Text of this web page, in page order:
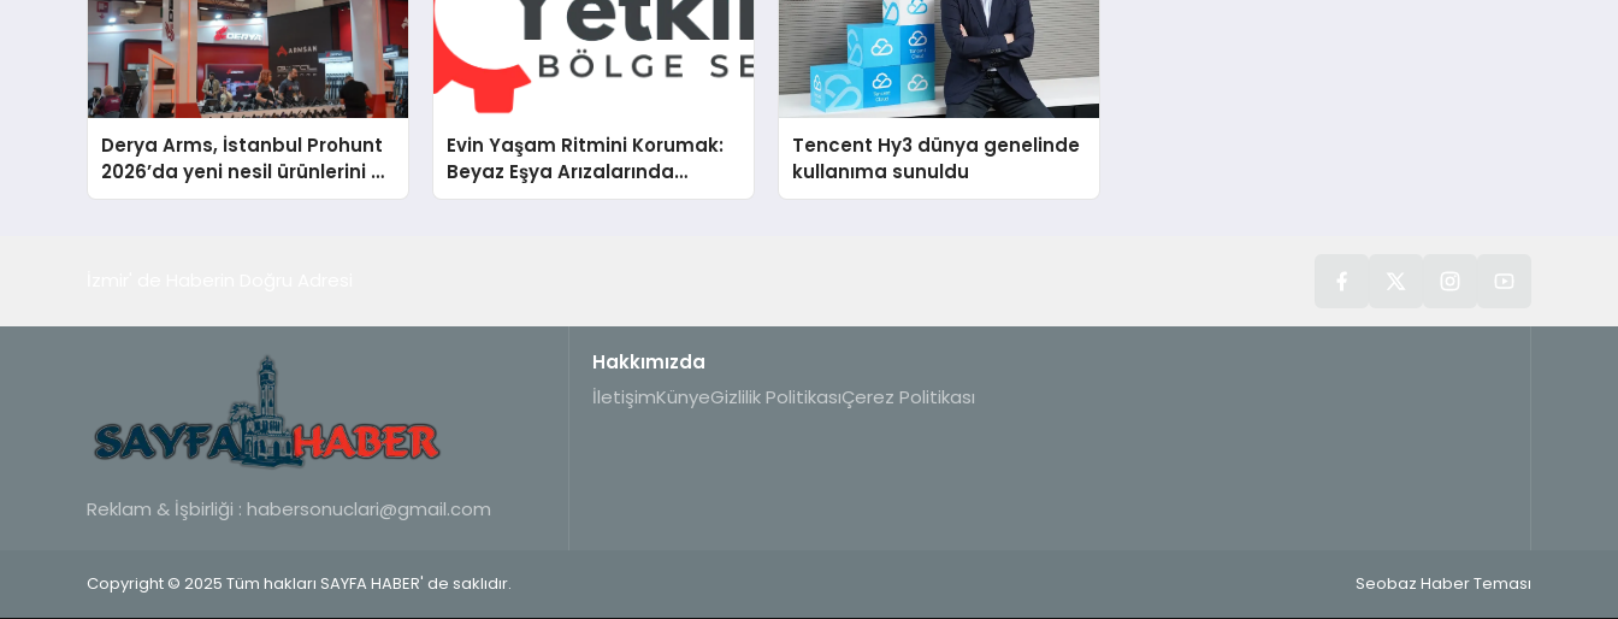
Derya Arms, İstanbul Prohunt
2026’da yeni nesil ürünlerini ve
global marka vizyonunu
Evin Yaşam Ritmini Korumak:
Beyaz Eşya Arızalarında
Dürüst ve İnsan Odaklı Destek
Tencent Hy3 dünya genelinde
kullanıma sunuldu
Reklam & İşbirliği : habersonuclari@gmail.com
Hakkımızda
İletişimKünyeGizlilik PolitikasıÇerez Politikası
Copyright © 2025 Tüm hakları SAYFA HABER' de saklıdır. Seobaz Haber Teması